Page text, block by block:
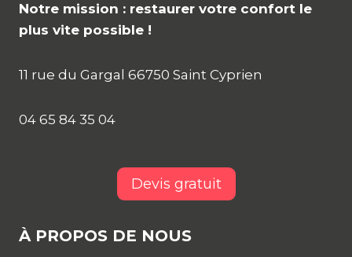
Notre mission : restaurer votre confort le
plus vite possible !
11 rue du Gargal 66750 Saint Cyprien
04 65 84 35 04
Devis gratuit
À PROPOS DE NOUS